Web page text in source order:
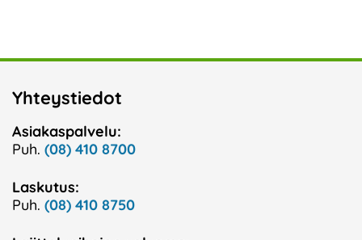
Yhteystiedot
Asiakaspalvelu:
Puh. (08) 410 8700
Laskutus:
Puh. (08) 410 8750